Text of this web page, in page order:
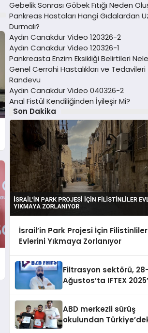
Gebelik Sonrası Göbek Fıtığı Neden
Pankreas Hastaları Hangi Gıdalardan
Durmalı?
Aydın Canakdur Video 120326-2
Aydın Canakdur Video 120326-1
Pankreasta Enzim Eksikliği Belirtileri
Genel Cerrahi Hastalıkları ve Tedavileri
Randevu
Aydın Canakdur Video 040326-2
Anal Fistül Kendiliğinden İyileşir Mi?
Son Dakika
İsrail’in Park Projesi İçin Filistinliler
Evlerini Yıkmaya Zorlanıyor
Filtrasyon sektörü,
Ağustos’ta IFTEX
ABD merkezli sürüş
okulundan